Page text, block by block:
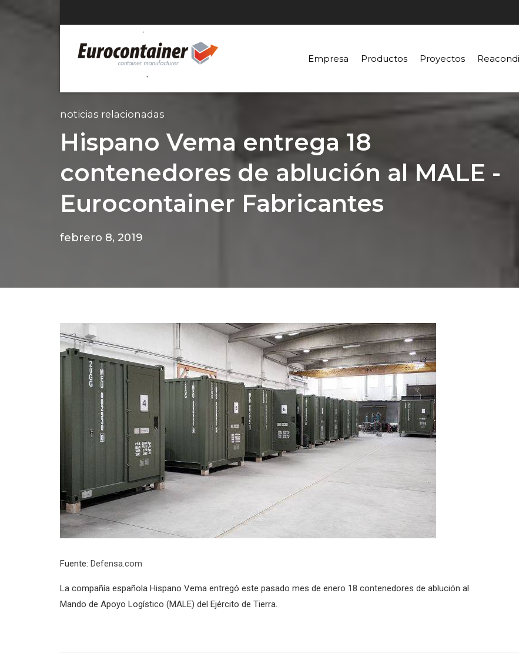
Empresa Productos Proyectos
noticias relacionadas
Hispano Vema entrega 18
contenedores de ablución al MALE -
Eurocontainer Fabricantes
febrero 8, 2019
Fuente: Defensa.com
La compañía española Hispano Vema entregó este pasado mes de enero 18 contenedores de ablución al
Mando de Apoyo Logístico (MALE) del Ejército de Tierra.